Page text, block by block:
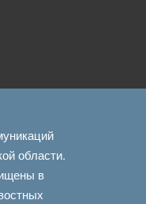
области.
в